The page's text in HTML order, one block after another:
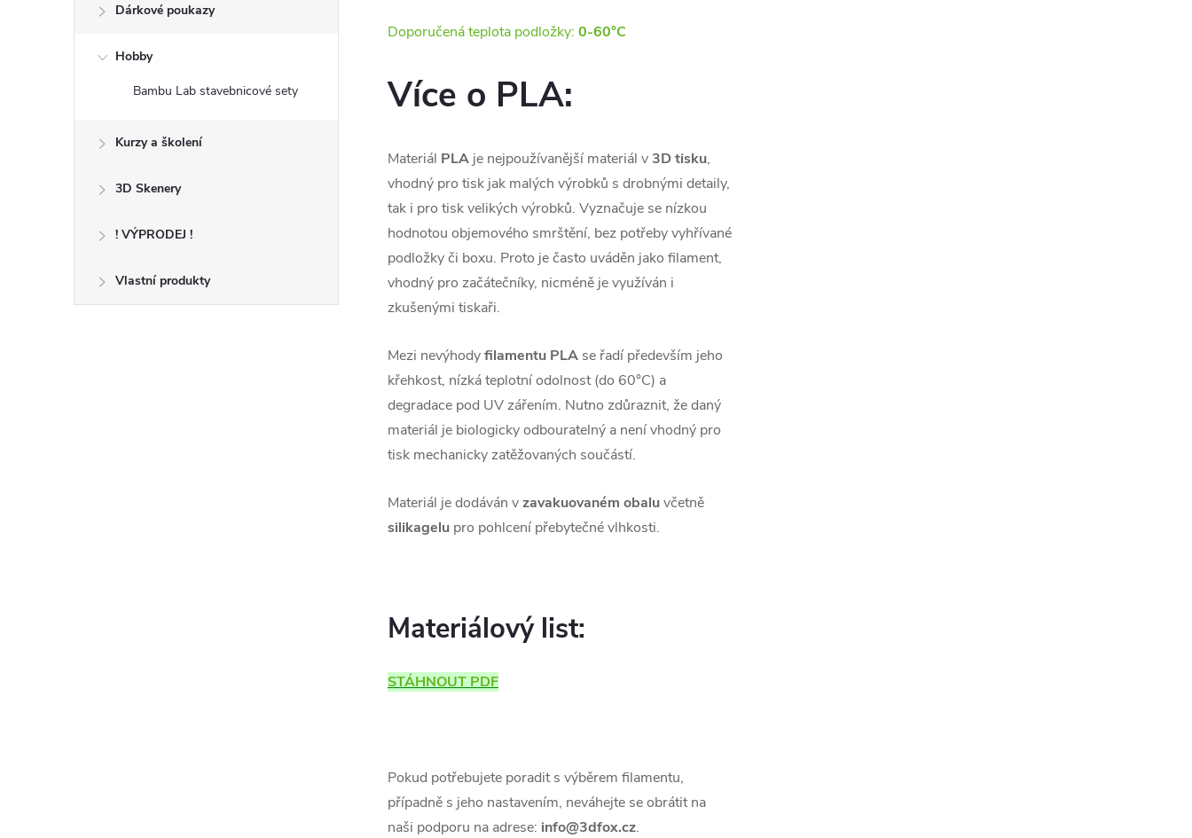
Dárkové poukazy
Hobby
Bambu Lab stavebnicové sety
Kurzy a školení
3D Skenery
! VÝPRODEJ !
Vlastní produkty
Doporučená teplota podložky: 0-60°C
Více o PLA:
Materiál PLA je nejpoužívanější materiál v3D tisku,
vhodný pro tisk jak malých výrobků s drobnými detaily,
tak i pro tisk velikých výrobků. Vyznačuje se nízkou
hodnotou objemového smrštění, bez potřeby vyhřívané
podložky či boxu. Proto je často uváděn jako filament,
vhodný pro začátečníky, nicméně je využíván i
zkušenými tiskaři.
Mezi nevýhodyfilamentu PLA se řadí především jeho
křehkost, nízká teplotní odolnost (do 60°C) a
degradace pod UV zářením. Nutno zdůraznit, že daný
materiál je biologicky odbouratelný a není vhodný pro
tisk mechanicky zatěžovaných součástí.
Materiál je dodáván vzavakuovaném obaluvčetně
silikagelu pro pohlcení přebytečné vlhkosti.
Materiálový list:
STÁHNOUT PDF
Pokud potřebujete poradit s výběrem filamentu,
případně s jeho nastavením, neváhejte se obrátit na
naši podporu na adrese: info@3dfox.cz.